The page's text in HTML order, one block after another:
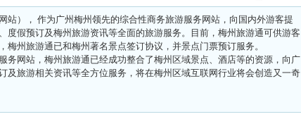
站）， 作为广州梅州领先的综合性商务旅游服务网站，向国内外游客提
度假预订及梅州旅游资讯等全面的旅游服务。目前，梅州旅游通可供游客
州旅游通已和梅州著名景点签订协议，并景点门票预订服务。
务网站，梅州旅游通已经成功整合了梅州区域景点、酒店等的资源，向广
及旅游相关资讯等全方位服务，将在梅州区域互联网行业将会创造又一奇